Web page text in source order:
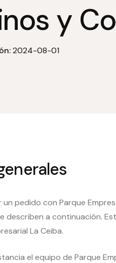
y
2024-08-01
un pedido con Parque
describen a continuación.
La Ceiba.
el equipo de Parque